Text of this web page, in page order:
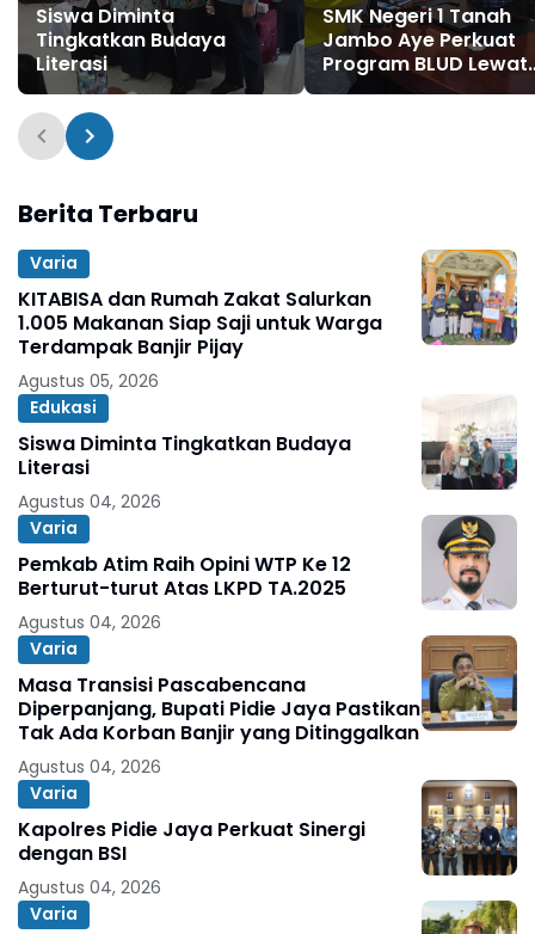
Siswa Diminta
Tingkatkan Budaya
Literasi
SMK Negeri 1 Tanah
Jambo Aye Perkuat
Program BLUD Lewat
Sinergi Antarsekolah
Berita Terbaru
Varia
KITABISA dan Rumah Zakat Salurkan
1.005 Makanan Siap Saji untuk Warga
Terdampak Banjir Pijay
Agustus 05, 2026
Edukasi
Siswa Diminta Tingkatkan Budaya
Literasi
Agustus 04, 2026
Varia
Pemkab Atim Raih Opini WTP Ke 12
Berturut-turut Atas LKPD TA.2025
Agustus 04, 2026
Varia
Masa Transisi Pascabencana
Diperpanjang, Bupati Pidie Jaya Pastikan
Tak Ada Korban Banjir yang Ditinggalkan
Agustus 04, 2026
Varia
Kapolres Pidie Jaya Perkuat Sinergi
dengan BSI
Agustus 04, 2026
Varia